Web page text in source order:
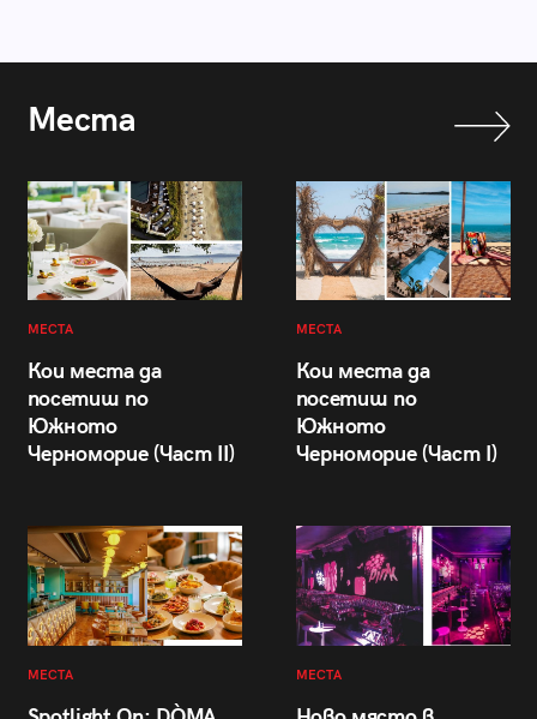
Места
МЕСТА
Кои места да
посетиш по
Южното
Черноморие (Част II)
МЕСТА
Кои места да
посетиш по
Южното
Черноморие (Част I)
МЕСТА МЕСТА